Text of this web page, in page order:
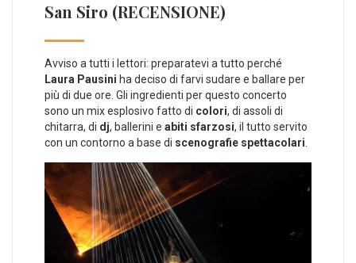
San Siro (RECENSIONE)
Avviso a tutti i lettori: preparatevi a tutto perché
Laura Pausini ha deciso di farvi sudare e ballare per
più di due ore. Gli ingredienti per questo concerto
sono un mix esplosivo fatto di colori, di assoli di
chitarra, di dj, ballerini e abiti sfarzosi, il tutto servito
con un contorno a base di scenografie spettacolari